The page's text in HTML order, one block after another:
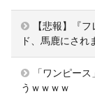
【悲報】『
ド、馬鹿にされ
「ワンピー
うｗｗｗｗ